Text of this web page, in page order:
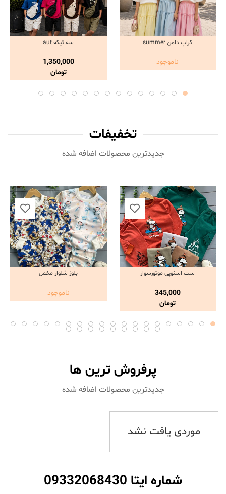
مشاهده و خرید
کراپ دامن summer
ناموجود
مشاهده و خرید
سه تیکه aut
1,350,000
تومان
تخفیفات
جدیدترین محصولات اضافه شده‌
مشاهده و خرید
ست اسنوپی موتورسوار
345,000
تومان
ناموجود
مشاهده و خرید
بلوز شلوار مخمل
ناموجود
پرفروش ترین ها
جدیدترین محصولات اضافه شده‌
موردی یافت نشد
شماره ایتا 09332068430